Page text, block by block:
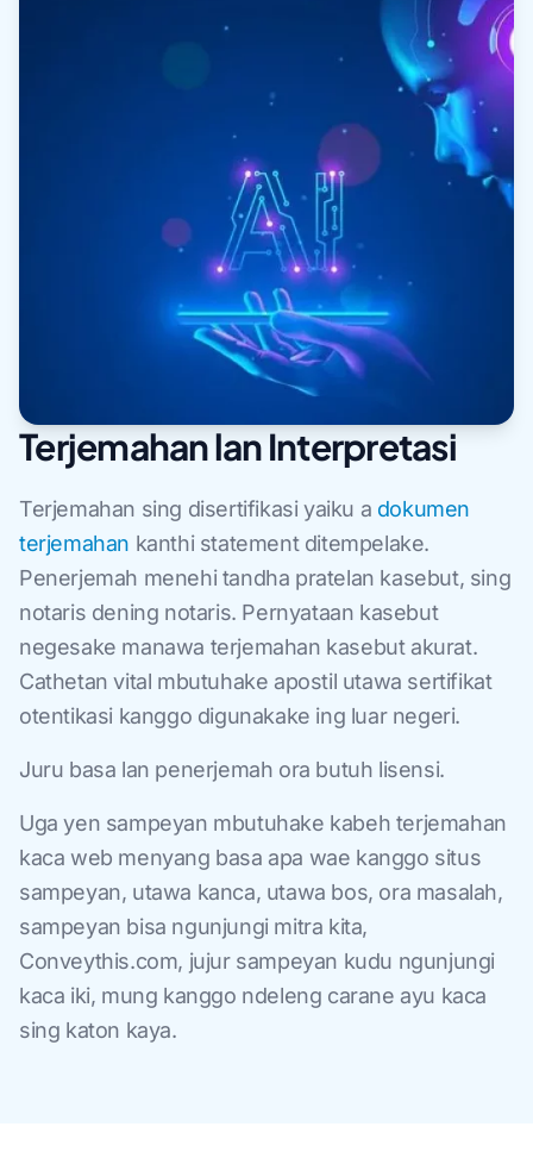
Terjemahan lan Interpretasi
Terjemahan sing disertifikasi yaiku a dokumen
terjemahan kanthi statement ditempelake.
Penerjemah menehi tandha pratelan kasebut, sing
notaris dening notaris. Pernyataan kasebut
negesake manawa terjemahan kasebut akurat.
Cathetan vital mbutuhake apostil utawa sertifikat
otentikasi kanggo digunakake ing luar negeri.
Juru basa lan penerjemah ora butuh lisensi.
Uga yen sampeyan mbutuhake kabeh terjemahan
kaca web menyang basa apa wae kanggo situs
sampeyan, utawa kanca, utawa bos, ora masalah,
sampeyan bisa ngunjungi mitra kita,
Conveythis.com, jujur sampeyan kudu ngunjungi
kaca iki, mung kanggo ndeleng carane ayu kaca
sing katon kaya.